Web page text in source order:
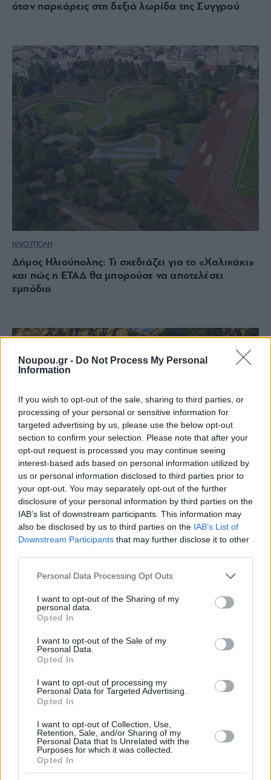
Noupou.gr - Do Not Process My Personal
Information
If you wish to opt-out of the sale, sharing to third parties, or
processing of your personal or sensitive information for
targeted advertising by us, please use the below opt-out
section to confirm your selection. Please note that after your
opt-out request is processed you may continue seeing
interest-based ads based on personal information utilized by
us or personal information disclosed to third parties prior to
your opt-out. You may separately opt-out of the further
disclosure of your personal information by third parties on the
IAB’s list of downstream participants. This information may
also be disclosed by us to third parties on the IAB’s List of
Downstream Participants that may further disclose it to other
Please note that this website/app uses one or more Google
not limited to your visit or usage behaviour. You may click to
grant or deny consent to Google and its third-party tags to
use your data for below specified purposes in below Google
consent section.
Personal Data Processing Opt Outs
I want to opt-out of the Sharing of my
personal data.
Opted In
I want to opt-out of the Sale of my
Personal Data.
Opted In
I want to opt-out of processing my
Personal Data for Targeted Advertising.
Opted In
I want to opt-out of Collection, Use,
Retention, Sale, and/or Sharing of my
Personal Data that Is Unrelated with the
Purposes for which it was collected.
Opted In
όταν παρκάρεις στη δεξιά λωρίδα της Συγγρού
ΗΛΙΟΥΠΟΛΗ
Δήμος Ηλιούπολης: Τι σχεδιάζει για το «Χαλικάκι»
και πώς η ΕΤΑΔ θα μπορούσε να αποτελέσει
εμπόδιο
ΜΗΤΡΟΠΟΛΙΤΙΚΟ ΠΑΡΚΟ ΦΑΛΗΡΟΥ
Μητροπολιτικό Πάρκο Φαλήρου: Νέα παραλία θα
δημιουργηθεί στο Aenaon